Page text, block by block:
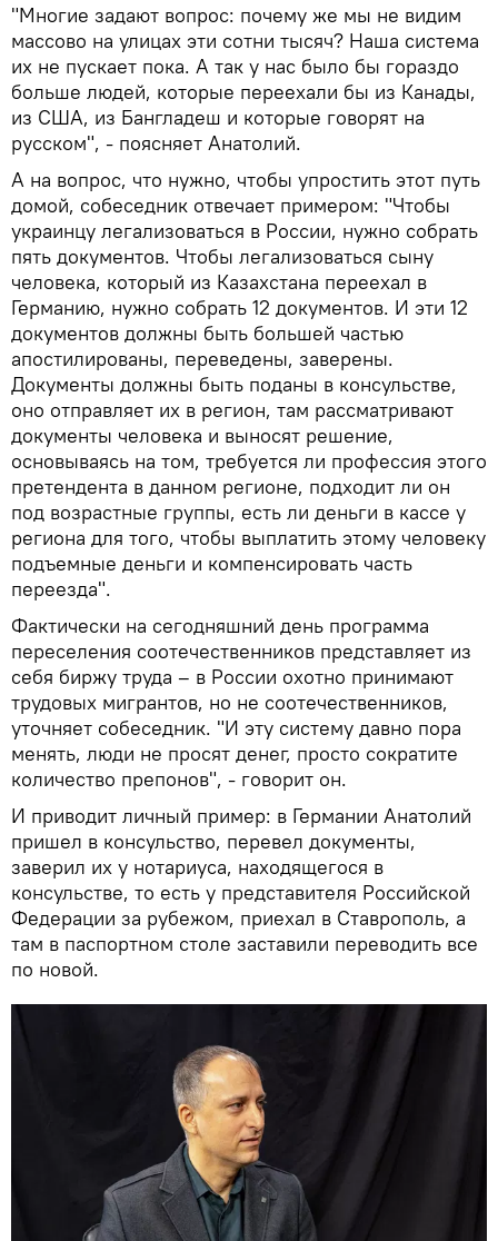
"Многие задают вопрос: почему же мы не видим
массово на улицах эти сотни тысяч? Наша система
их не пускает пока. А так у нас было бы гораздо
больше людей, которые переехали бы из Канады,
из США, из Бангладеш и которые говорят на
русском", - поясняет Анатолий.
А на вопрос, что нужно, чтобы упростить этот путь
домой, собеседник отвечает примером: "Чтобы
украинцу легализоваться в России, нужно собрать
пять документов. Чтобы легализоваться сыну
человека, который из Казахстана переехал в
Германию, нужно собрать 12 документов. И эти 12
документов должны быть большей частью
апостилированы, переведены, заверены.
Документы должны быть поданы в консульстве,
оно отправляет их в регион, там рассматривают
документы человека и выносят решение,
основываясь на том, требуется ли профессия этого
претендента в данном регионе, подходит ли он
под возрастные группы, есть ли деньги в кассе у
региона для того, чтобы выплатить этому человеку
подъемные деньги и компенсировать часть
переезда".
Фактически на сегодняшний день программа
переселения соотечественников представляет из
себя биржу труда – в России охотно принимают
трудовых мигрантов, но не соотечественников,
уточняет собеседник. "И эту систему давно пора
менять, люди не просят денег, просто сократите
количество препонов", - говорит он.
И приводит личный пример: в Германии Анатолий
пришел в консульство, перевел документы,
заверил их у нотариуса, находящегося в
консульстве, то есть у представителя Российской
Федерации за рубежом, приехал в Ставрополь, а
там в паспортном столе заставили переводить все
по новой.